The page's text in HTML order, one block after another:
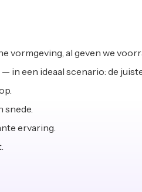
vormgeving, al geven we
in een ideaal scenario: de
snede.
ervaring.